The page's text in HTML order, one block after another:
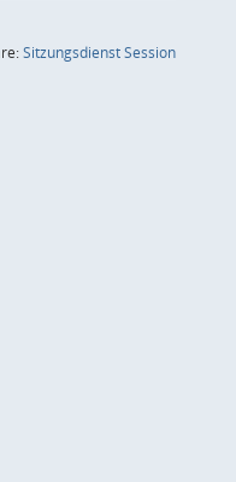
SitzungsdienstSession(Wird in